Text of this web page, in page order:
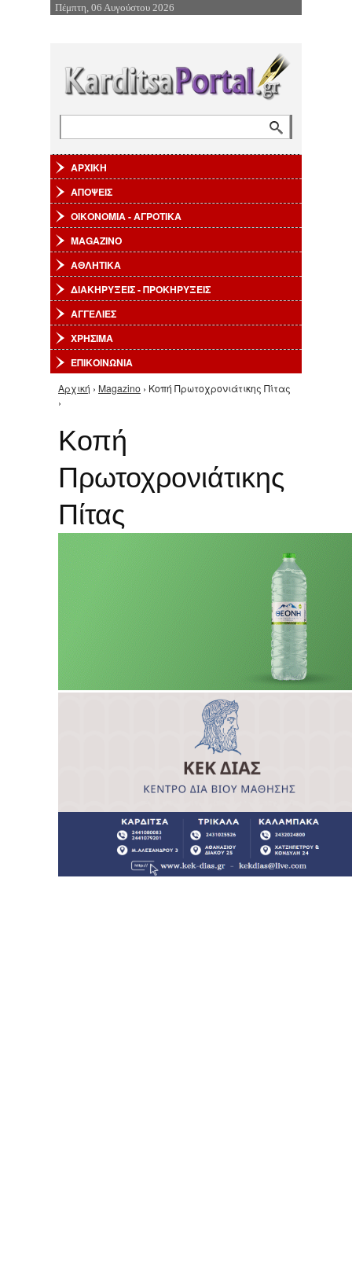
Επιστροφή στην Πλοήγηση
Πέμπτη, 06 Αυγούστου 2026
ΑΡΧΙΚΗ
ΑΠΟΨΕΙΣ
ΟΙΚΟΝΟΜΙΑ - ΑΓΡΟΤΙΚΑ
MAGAZINO
ΑΘΛΗΤΙΚΑ
ΔΙΑΚΗΡΥΞΕΙΣ - ΠΡΟΚΗΡΥΞΕΙΣ
ΑΓΓΕΛΙΕΣ
ΧΡΗΣΙΜΑ
ΕΠΙΚΟΙΝΩΝΙΑ
Είστε εδώ
Αρχική › Magazino › Kοπή Πρωτοχρονιάτικης Πίτας
›
Kοπή
Πρωτοχρονιάτικης
Πίτας